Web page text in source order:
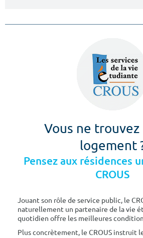
Vous ne trouvez
logement
Pensez aux résidences
CROUS
Jouant son rôle de service public, le
naturellement un partenaire de la vie
quotidien offre les meilleures
Plus concrètement, le CROUS instruit